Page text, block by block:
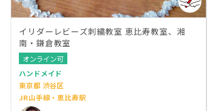
イリダーレビーズ刺繍教室 恵比寿教室、湘
南・鎌倉教室
オンライン可
ハンドメイド
東京都 渋谷区
JR山手線・恵比寿駅